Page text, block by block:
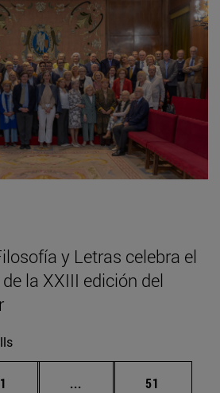
y Letras celebra el
la XXIII edición del
Página
1 ... Páginas intermedias
Página
51